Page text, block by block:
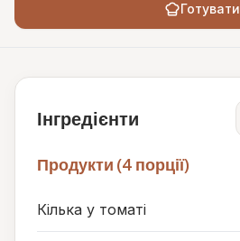
Готувати
Інгредієнти
Продукти (4 порції)
Кілька у томаті